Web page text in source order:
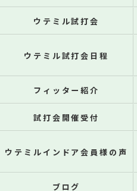
ウテミル試打会
ウテミル試打会日程
フィッター紹介
試打会開催受付
ウテミルインドア会員様の声
ブログ